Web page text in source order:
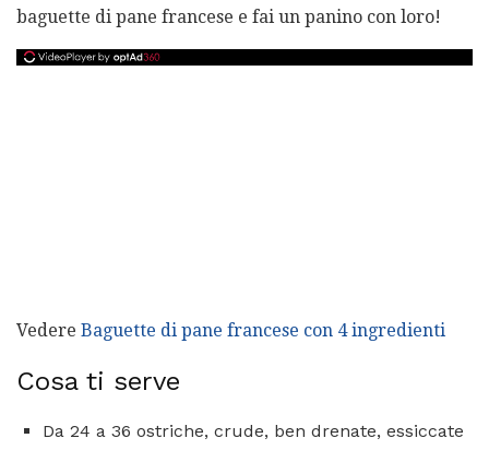
baguette di pane francese e fai un panino con loro!
Vedere Baguette di pane francese con 4 ingredienti
Cosa ti serve
Da 24 a 36 ostriche, crude, ben drenate, essiccate